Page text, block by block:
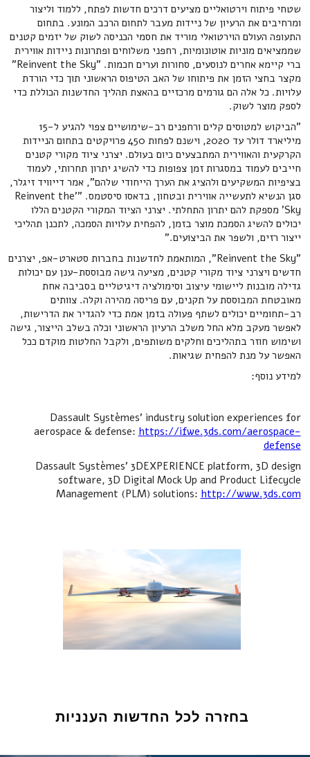
שטחי פיתוח וירטואליים מציעים דרכים חדשות לפתח, ללמוד וליצור
ומרחיבים את הרעיון של ניידות מעבר לתחום הרכב המונע. בתחום
התעופה העולם הוירטואלי מוריד את חסמי הכניסה לשוק של יזמים קטנים
שממציאים מוניות אוטונומיות, רחפני משלוחים ופתרונות ניידות אווירית
ברי קיימא אחרים לנוסעים, סחורות וערים חכמות. "Reinvent the Sky"
מקצר בחצי הזמן את פיתוחו של האב הטיפוס הראשוני תוך כדי הורדת
עלויות. כל אלה הם גורמים מרכזיים בהאצת תהליך החדשנות הכוללת כדי
לספק מוצר לשוק.
"הביקוש למטוסים קלים ורחפנים רב-שימושיים צפוי להגיע ל-15
מיליארד דולר עד 2020, וישנם לפחות 450 פרויקטים בתחום הניידות
הקרקעית והאווירית המתבצעים כיום בעולם. יצרני ציוד מקורי קטנים
חייבים לעמוד במסגרות זמן צפופות כדי להשיג יתרון תחרותי, לעמוד
בציפיות המשקיעים ולהציג את הערך הייחודי שלהם", אמר דייוויד זיגלר,
סגן הנשיא לתעשייה אווירית ובטחון, בדאסו סיסטמס. "’Reinvent the
Sky’ מספקת להם יתרון התחלתי. יצרני הציוד המקורי הקטנים הללו
יכולים להשיג הסמכת מוצר בזמן, להפחית עלויות הסמכה, לתכנן תהליכי
ייצור רזים, ולשפר את הביצועים."
"Reinvent the Sky", המותאמת לחדשנות בחברות סטארט-אפ, יצרנים
חדשים ויצרני ציוד מקורי קטנים, מציעה גישה מבוססת-ענן עם יכולות
גדילה מובנות ליישומי עיצוב וסימולציה דיגיטליים בסביבה אחת
מאובטחת המבוססת על תקנים, עם פריסה מהירה וקלה. צוותים
רב-תחומיים יכולים לשתף פעולה בזמן אמת כדי להגדיר את הדרישות,
לאפשר מעקב מלא החל משלב הרעיון הראשוני וכלה בשלב הייצור, גישה
ושימוש חוזר בתהליכים וחלקים משותפים, ולקבל החלטות מוקדם ככל
האפשר על מנת להפחית שגיאות.
למידע נוסף:
Dassault Systèmes’ industry solution experiences for
aerospace & defense: https://ifwe.3ds.com/aerospace-
defense
Dassault Systèmes’ 3DEXPERIENCE platform, 3D design
software, 3D Digital Mock Up and Product Lifecycle
Management (PLM) solutions: http://www.3ds.com
בחזרה לכל החדשות הענניות